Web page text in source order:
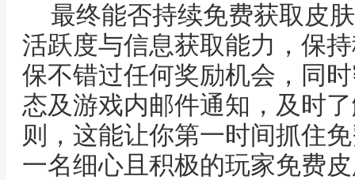
最终能否持续免费获取皮
活跃度与信息获取能力，保
保不错过任何奖励机会，同
态及游戏内邮件通知，及时
则，这能让你第一时间抓住
一名细心且积极的玩家免费